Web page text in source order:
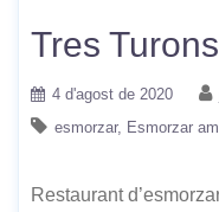
Tres Turons
4 d'agost de 2020
esmorzar
Esmorzar
Restaurant